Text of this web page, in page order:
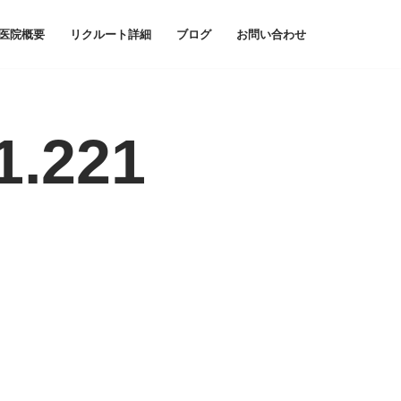
院概要 リクルート詳細 ブログ お問い合わせ